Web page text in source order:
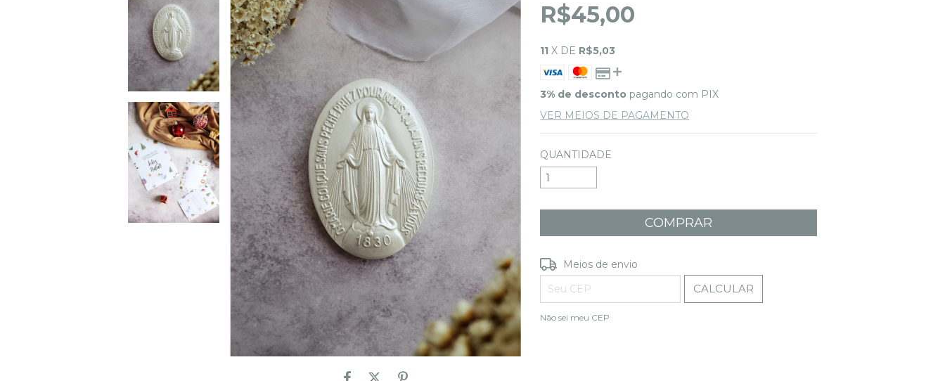
R$45,00
11 X DE R$5,03
3% de desconto pagando com PIX
VER MEIOS DE PAGAMENTO
QUANTIDADE
Entregas para o CEP:
Meios de envio
CALCULAR
Não sei meu CEP